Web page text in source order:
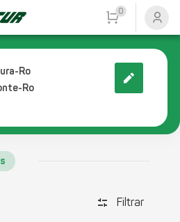
0
Ro
Ro
discover_tune Filtrar